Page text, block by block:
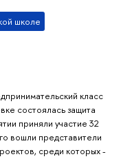
школе
класс
состоялась защита
приняли участие 32
вошли представители
среди которых -